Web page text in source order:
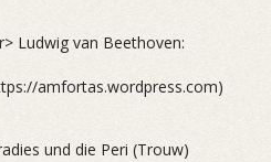
Ludwig van Beethoven:
amfortas.wordpress.com)
und die Peri (Trouw)